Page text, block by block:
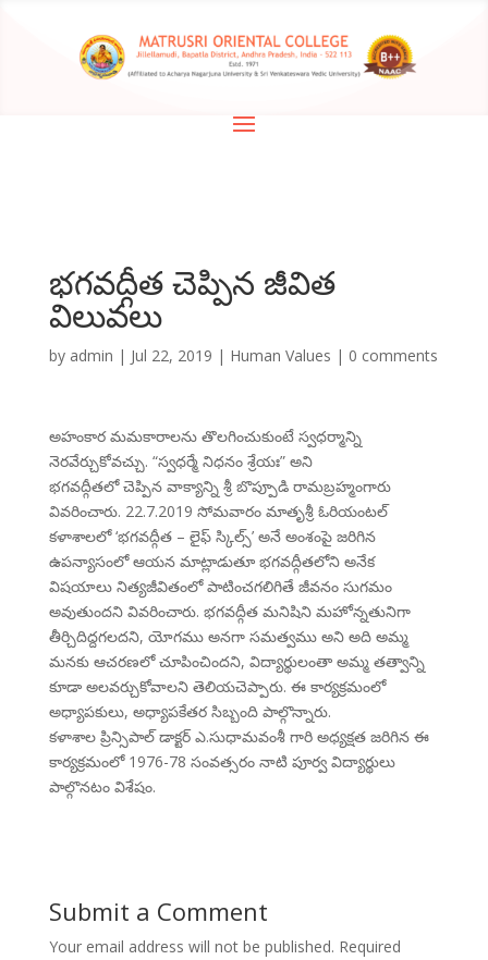
భగవద్గీత చెప్పిన జీవిత
విలువలు
by admin | Jul 22, 2019 | Human Values | 0 comments
అహంకార మమకారాలను తొలగించుకుంటే స్వధర్మాన్ని
నెరవేర్చుకోవచ్చు. “స్వధర్మే నిధనం శ్రేయః” అని
భగవద్గీతలో చెప్పిన వాక్యాన్ని శ్రీ బొప్పూడి రామబ్రహ్మంగారు
వివరించారు. 22.7.2019 సోమవారం మాతృశ్రీ ఓరియంటల్
కళాశాలలో ‘భగవద్గీత – లైఫ్ స్కిల్స్’ అనే అంశంపై జరిగిన
ఉపన్యాసంలో ఆయన మాట్లాడుతూ భగవద్గీతలోని అనేక
విషయాలు నిత్యజీవితంలో పాటించగలిగితే జీవనం సుగమం
అవుతుందని వివరించారు. భగవద్గీత మనిషిని మహోన్నతునిగా
తీర్చిదిద్దగలదని, యోగము అనగా సమత్వము అని అది అమ్మ
మనకు ఆచరణలో చూపించిందని, విద్యార్థులంతా అమ్మ తత్వాన్ని
కూడా అలవర్చుకోవాలని తెలియచెప్పారు. ఈ కార్యక్రమంలో
అధ్యాపకులు, అధ్యాపకేతర సిబ్బంది పాల్గొన్నారు.
కళాశాల ప్రిన్సిపాల్ డాక్టర్ ఎ.సుధామవంశీ గారి అధ్యక్షత జరిగిన ఈ
కార్యక్రమంలో 1976-78 సంవత్సరం నాటి పూర్వ విద్యార్థులు
పాల్గొనటం విశేషం.
Submit a Comment
Your email address will not be published. Required